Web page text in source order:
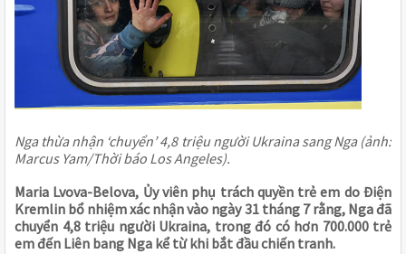
Nga thừa nhận ‘chuyển’ 4,8 triệu người Ukraina sang Nga (ảnh:
Marcus Yam/Thời báo Los Angeles).
Maria Lvova-Belova, Ủy viên phụ trách quyền trẻ em do Điện
Kremlin bổ nhiệm xác nhận vào ngày 31 tháng 7 rằng, Nga đã
chuyển 4,8 triệu người Ukraina, trong đó có hơn 700.000 trẻ
em đến Liên bang Nga kể từ khi bắt đầu chiến tranh.